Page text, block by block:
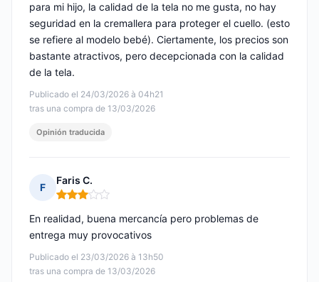
Publicado el 24/03/2026 à 04h21
tras una compra de 13/03/2026
para mi hijo, la calidad de la tela no me gusta, no hay
seguridad en la cremallera para proteger el cuello. (esto
se refiere al modelo bebé). Ciertamente, los precios son
bastante atractivos, pero decepcionada con la calidad
de la tela.
Opinión traducida
F
Faris C.
Nota: 3 de 5
Publicado el 23/03/2026 à 13h50
tras una compra de 13/03/2026
En realidad, buena mercancía pero problemas de
entrega muy provocativos